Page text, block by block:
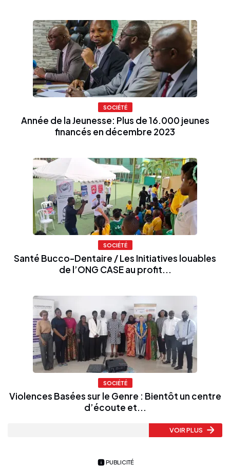
SOCIÉTÉ
Année de la Jeunesse: Plus de 16.000 jeunes
financés en décembre 2023
SOCIÉTÉ
Santé Bucco-Dentaire / Les Initiatives louables
de l’ONG CASE au profit...
SOCIÉTÉ
Violences Basées sur le Genre : Bientôt un centre
d’écoute et...
VOIR PLUS
PUBLICITÉ